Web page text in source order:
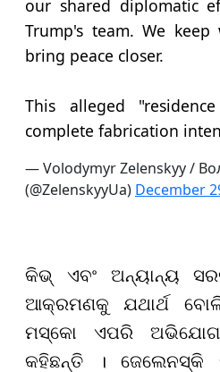
our shared diplomatic
Trump's team. We
bring peace closer.
This alleged
complete fabrication
— Volodymyr Zelenskyy /
(@ZelenskyyUa) December
କିଭ୍ ଏବଂ ଅନ୍ୟାନ୍ୟ
ଆକ୍ରମଣକୁ ଯଥାର୍ଥ
ମସ୍କୋ ଏପରି
କହିଛନ୍ତି । ଜେଲେନସ୍କି